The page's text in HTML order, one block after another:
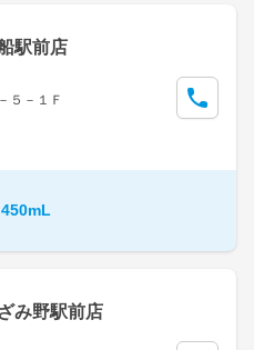
駅前店
５－１Ｆ
み野駅前店